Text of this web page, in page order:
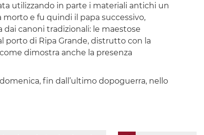
utilizzando in parte i materiali antichi un
morto e fu quindi il papa successivo,
canoni tradizionali: le maestose
porto di Ripa Grande, distrutto con la
dimostra anche la presenza
fin dall’ultimo dopoguerra, nello